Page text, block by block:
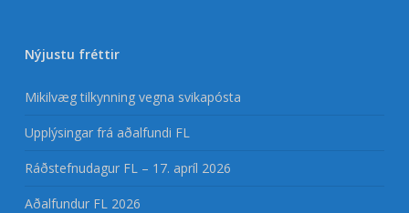
Nýjustu fréttir
Mikilvæg tilkynning vegna svikapósta
Upplýsingar frá aðalfundi FL
Ráðstefnudagur FL – 17. apríl 2026
Aðalfundur FL 2026